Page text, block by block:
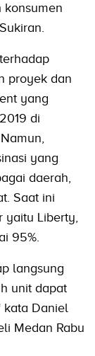
konsumen
proyek dan
yang
di
yang
daerah,
Saat ini
yaitu Liberty,
95%.
langsung
unit dapat
kata Daniel
Medan Rabu